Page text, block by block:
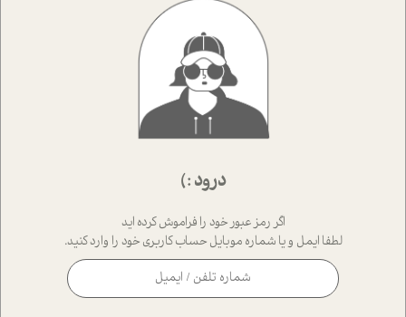
درود :)
اگر رمز عبور خود را فراموش کرده اید
لطفا ایمل و یا شماره موبایل حساب کاربری خود را وارد کنید.